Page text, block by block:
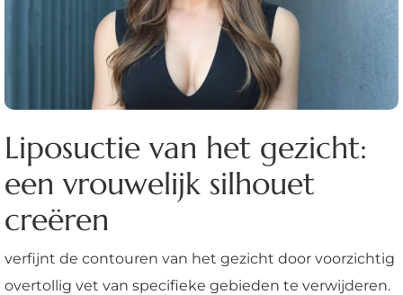
Liposuctie van het gezicht:
een vrouwelijk silhouet
creëren
verfijnt de contouren van het gezicht door voorzichtig
overtollig vet van specifieke gebieden te verwijderen.